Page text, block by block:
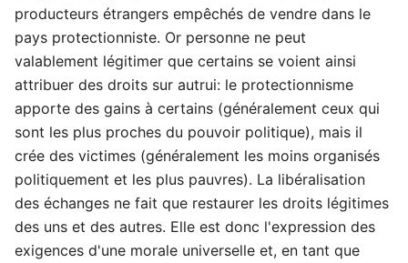
producteurs étrangers empêchés de vendre dans le
pays protectionniste. Or personne ne peut
valablement légitimer que certains se voient ainsi
attribuer des droits sur autrui: le protectionnisme
apporte des gains à certains (généralement ceux qui
sont les plus proches du pouvoir politique), mais il
crée des victimes (généralement les moins organisés
politiquement et les plus pauvres). La libéralisation
des échanges ne fait que restaurer les droits légitimes
des uns et des autres. Elle est donc l'expression des
exigences d'une morale universelle et, en tant que